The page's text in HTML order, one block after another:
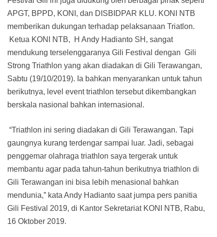
APGT, BPPD, KONI, dan DISBIDPAR KLU. KONI NTB
memberikan dukungan terhadap pelaksanaan Triatlon.
Ketua KONI NTB, H Andy Hadianto SH, sangat
mendukung terselenggaranya Gili Festival dengan Gili
Strong Triathlon yang akan diadakan di Gili Terawangan,
Sabtu (19/10/2019). Ia bahkan menyarankan untuk tahun
berikutnya, level event triathlon tersebut dikembangkan
berskala nasional bahkan internasional.
“Triathlon ini sering diadakan di Gili Terawangan. Tapi
gaungnya kurang terdengar sampai luar. Jadi, sebagai
penggemar olahraga triathlon saya tergerak untuk
membantu agar pada tahun-tahun berikutnya triathlon di
Gili Terawangan ini bisa lebih menasional bahkan
mendunia,” kata Andy Hadianto saat jumpa pers panitia
Gili Festival 2019, di Kantor Sekretariat KONI NTB, Rabu,
16 Oktober 2019.